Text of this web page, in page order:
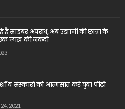
है साइबर अपराध, अब उझानी की छात्रा के
लाख की नकदी
व संस्कारों को आत्मसात करे युवा पीढ़ीः
2021